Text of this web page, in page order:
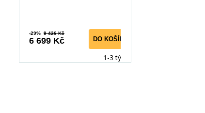
-29% 9 426 Kč
6 699 Kč DO KOŠÍKU
1-3 týdny